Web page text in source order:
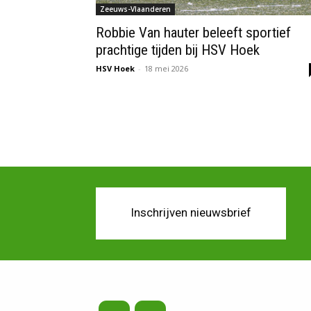
Zeeuws-Vlaanderen
Robbie Van hauter beleeft sportief
prachtige tijden bij HSV Hoek
HSV Hoek - 18 mei 2026
Inschrijven nieuwsbrief